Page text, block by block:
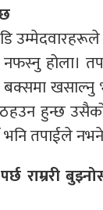
होला।
हुन्छ
तपाईले नभने
राम्ररी